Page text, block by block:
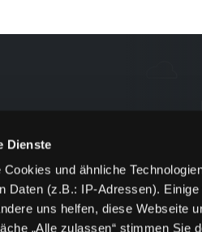
Dienste
und ähnliche
Daten (z.B.: IP-Adressen).
uns helfen, diese Webseite
„Alle zulassen“ stimmen Sie